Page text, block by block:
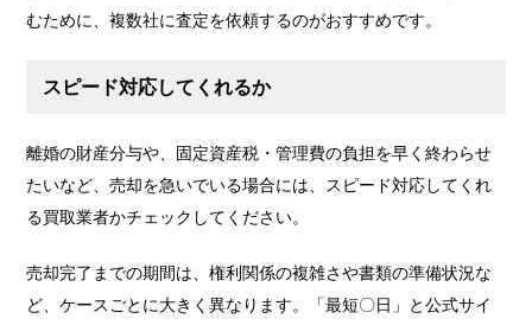
むために、複数社に査定を依頼するのがおすすめです。
スピード対応してくれるか
離婚の財産分与や、固定資産税・管理費の負担を早く終わらせ
たいなど、売却を急いでいる場合には、スピード対応してくれ
る買取業者かチェックしてください。
売却完了までの期間は、権利関係の複雑さや書類の準備状況な
ど、ケースごとに大きく異なります。「最短〇日」と公式サイ